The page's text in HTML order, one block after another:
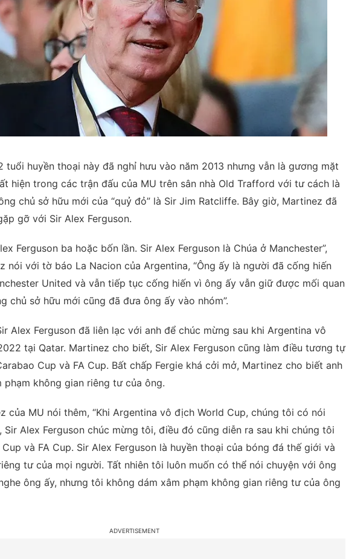
tuổi huyền thoại này đã nghỉ hưu vào năm 2013 nhưng vẫn là gương mặt
hiện trong các trận đấu của MU trên sân nhà Old Trafford với tư cách là
chủ sở hữu mới của “quỷ đỏ” là Sir Jim Ratcliffe. Bây giờ, Martinez đã
gỡ với Sir Alex Ferguson.
Ferguson ba hoặc bốn lần. Sir Alex Ferguson là Chúa ở Manchester”,
nói với tờ báo La Nacion của Argentina, “Ông ấy là người đã cống hiến
United và vẫn tiếp tục cống hiến vì ông ấy vẫn giữ được mối quan
chủ sở hữu mới cũng đã đưa ông ấy vào nhóm”.
Alex Ferguson đã liên lạc với anh để chúc mừng sau khi Argentina vô
tại Qatar. Martinez cho biết, Sir Alex Ferguson cũng làm điều tương tự
Cup và FA Cup. Bất chấp Fergie khá cởi mở, Martinez cho biết anh
phạm không gian riêng tư của ông.
của MU nói thêm, “Khi Argentina vô địch World Cup, chúng tôi có nói
Sir Alex Ferguson chúc mừng tôi, điều đó cũng diễn ra sau khi chúng tôi
và FA Cup. Sir Alex Ferguson là huyền thoại của bóng đá thế giới và
tư của mọi người. Tất nhiên tôi luôn muốn có thể nói chuyện với ông
ông ấy, nhưng tôi không dám xâm phạm không gian riêng tư của ông